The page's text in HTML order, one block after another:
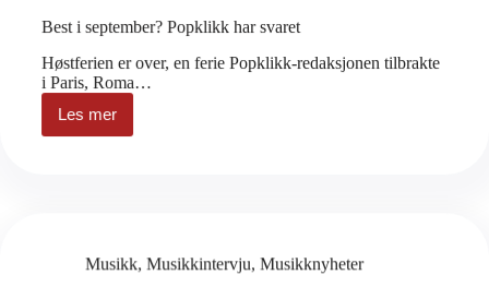
Best i september? Popklikk har svaret
Høstferien er over, en ferie Popklikk-redaksjonen tilbrakte
i Paris, Roma…
Les mer
Best
i
Musikk, Musikkintervju, Musikknyheter